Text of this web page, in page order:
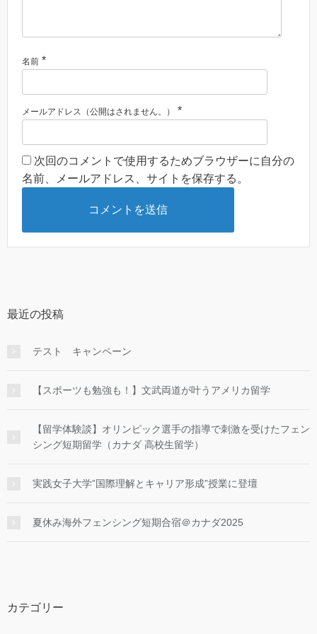
名前 *
メールアドレス（公開はされません。） *
次回のコメントで使用するためブラウザーに自分の
名前、メールアドレス、サイトを保存する。
最近の投稿
テスト キャンペーン
【スポーツも勉強も！】文武両道が叶うアメリカ留学
【留学体験談】オリンピック選手の指導で刺激を受けたフェン
シング短期留学（カナダ 高校生留学）
実践女子大学”国際理解とキャリア形成”授業に登壇
夏休み海外フェンシング短期合宿＠カナダ2025
カテゴリー